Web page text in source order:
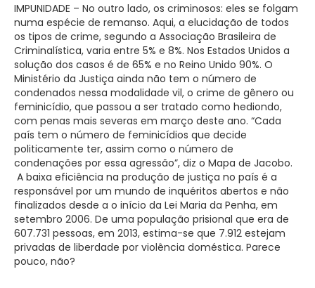
IMPUNIDADE – No outro lado, os criminosos: eles se folgam
numa espécie de remanso. Aqui, a elucidação de todos
os tipos de crime, segundo a Associação Brasileira de
Criminalística, varia entre 5% e 8%. Nos Estados Unidos a
solução dos casos é de 65% e no Reino Unido 90%. O
Ministério da Justiça ainda não tem o número de
condenados nessa modalidade vil, o crime de gênero ou
feminicídio, que passou a ser tratado como hediondo,
com penas mais severas em março deste ano. “Cada
país tem o número de feminicídios que decide
politicamente ter, assim como o número de
condenações por essa agressão”, diz o Mapa de Jacobo.
A baixa eficiência na produção de justiça no país é a
responsável por um mundo de inquéritos abertos e não
finalizados desde a o início da Lei Maria da Penha, em
setembro 2006. De uma população prisional que era de
607.731 pessoas, em 2013, estima-se que 7.912 estejam
privadas de liberdade por violência doméstica. Parece
pouco, não?